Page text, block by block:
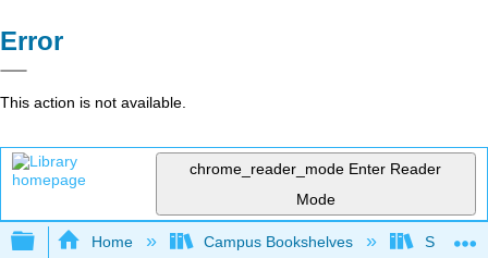
Error
This action is not available.
chrome_reader_mode Enter Reader
Mode
Expand/collapse global hierarchy
Home Campus Bookshelves Skyline